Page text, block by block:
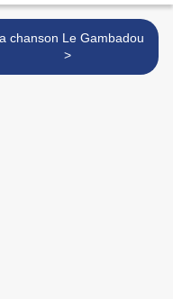
chanson Le Gambadou
>